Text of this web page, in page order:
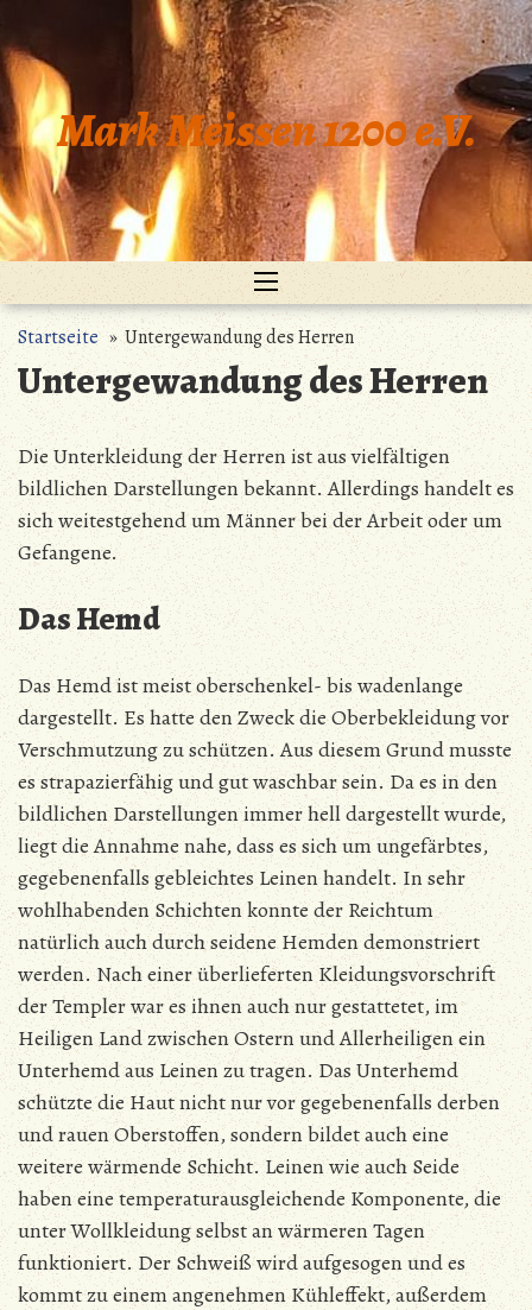
Inhalt
springen
Mark Meissen 1200 e.V.
Startseite» Untergewandung des Herren
Untergewandung des Herren
Die Unterkleidung der Herren ist aus vielfältigen
bildlichen Darstellungen bekannt. Allerdings handelt es
sich weitestgehend um Männer bei der Arbeit oder um
Gefangene.
Das Hemd
Das Hemd ist meist oberschenkel- bis wadenlange
dargestellt. Es hatte den Zweck die Oberbekleidung vor
Verschmutzung zu schützen. Aus diesem Grund musste
es strapazierfähig und gut waschbar sein. Da es in den
bildlichen Darstellungen immer hell dargestellt wurde,
liegt die Annahme nahe, dass es sich um ungefärbtes,
gegebenenfalls gebleichtes Leinen handelt. In sehr
wohlhabenden Schichten konnte der Reichtum
natürlich auch durch seidene Hemden demonstriert
werden.Nach einer überlieferten Kleidungsvorschrift
der Templer war es ihnen auch nur gestattetet, im
Heiligen Land zwischen Ostern und Allerheiligen ein
Unterhemd aus Leinen zu tragen.Das Unterhemd
schützte die Haut nicht nur vor gegebenenfalls derben
und rauen Oberstoffen, sondern bildet auch eine
weitere wärmende Schicht. Leinen wie auch Seide
haben eine temperaturausgleichende Komponente, die
unter Wollkleidung selbst an wärmeren Tagen
funktioniert. Der Schweiß wird aufgesogen und es
kommt zu einem angenehmen Kühleffekt, außerdem